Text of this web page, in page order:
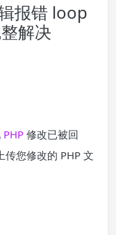
报错 loop
解决
PHP 修改已被回
传您修改的 PHP 文